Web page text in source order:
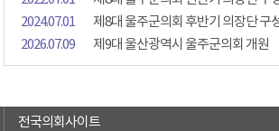
2024.07.01
제8대 울주군의회 후반기 의장단 구
2026.07.09
제9대 울산광역시 울주군의회 개원
전국의회사이트